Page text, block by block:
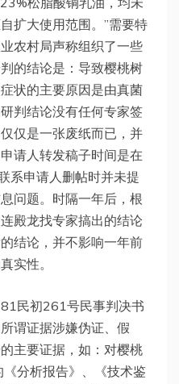
扩大使用范围。”需要特
农村局声称组织了一些
的结论是：导致樱桃树
状的主要原因是由真菌
判结论没有任何专家签
仅是一张废纸而已，并
请人转发稿子时间是在
系申请人删帖时并未提
问题。时隔一年后，根
殿龙找专家搞出的结论
结论，并不影响一年前
实性。
民初261号民事判决书
谓证据涉嫌伪证、假
主要证据，如：对樱桃
分析报告》、《技术鉴